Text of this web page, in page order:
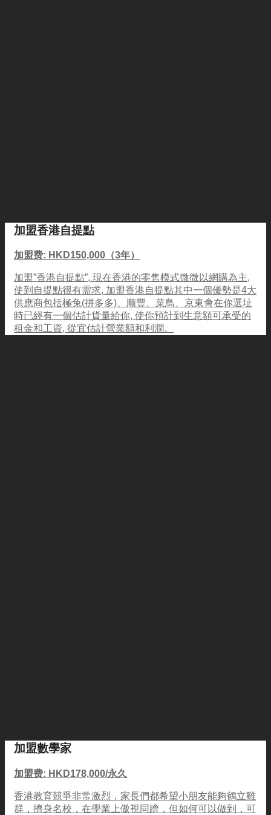
加盟香港自提點
加盟费: HKD150,000（3年）
加盟”香港自提點”, 現在香港的零售模式微微以網購為主,
使到自提點很有需求, 加盟香港自提點其中一個優勢是4大
供應商包括極兔(拼多多)、顺豐、菜鳥、京東會在你選址
時已經有一個估計貨量給你, 使你預計到生意額可承受的
租金和工資, 從宜估計營業額和利潤。
加盟數學家
加盟费: HKD178,000/永久
香港教育競爭非常激烈，家長們都希望小朋友能夠鶴立雞
群，擠身名校，在學業上傲視同躋，但如何可以做到，可